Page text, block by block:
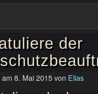
der
8. Mai 2015von Elias